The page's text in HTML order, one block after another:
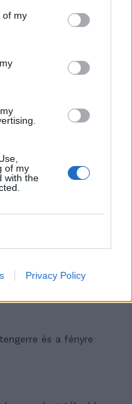
of my
of my
with the
Privacy Policy
akarod érezni magad
és a fényre